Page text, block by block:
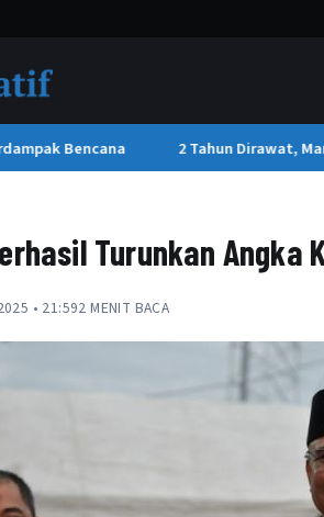
Bencana 2 Tahun Dirawat,
Turunkan Angka
• 21:592 MENIT BACA